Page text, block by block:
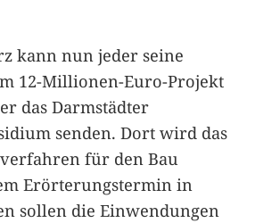
kann nun jeder seine
12-Millionen-Euro-Projekt
das Darmstädter
senden. Dort wird das
für den Bau
Erörterungstermin in
sollen die Einwendungen